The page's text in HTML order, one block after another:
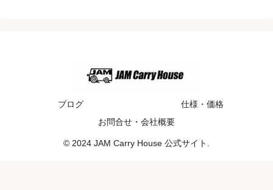
ブログ
仕様・価格
お問合せ・会社概要
© 2024 JAM Carry House 公式サイト.